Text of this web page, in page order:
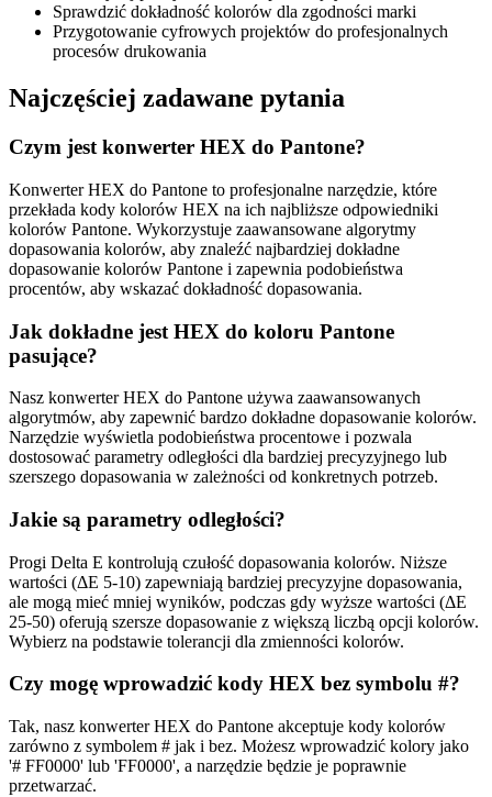
Sprawdzić dokładność kolorów dla zgodności marki
Przygotowanie cyfrowych projektów do profesjonalnych
procesów drukowania
Najczęściej zadawane pytania
Czym jest konwerter HEX do Pantone?
Konwerter HEX do Pantone to profesjonalne narzędzie, które
przekłada kody kolorów HEX na ich najbliższe odpowiedniki
kolorów Pantone. Wykorzystuje zaawansowane algorytmy
dopasowania kolorów, aby znaleźć najbardziej dokładne
dopasowanie kolorów Pantone i zapewnia podobieństwa
procentów, aby wskazać dokładność dopasowania.
Jak dokładne jest HEX do koloru Pantone
pasujące?
Nasz konwerter HEX do Pantone używa zaawansowanych
algorytmów, aby zapewnić bardzo dokładne dopasowanie kolorów.
Narzędzie wyświetla podobieństwa procentowe i pozwala
dostosować parametry odległości dla bardziej precyzyjnego lub
szerszego dopasowania w zależności od konkretnych potrzeb.
Jakie są parametry odległości?
Progi Delta E kontrolują czułość dopasowania kolorów. Niższe
wartości (ΔE 5-10) zapewniają bardziej precyzyjne dopasowania,
ale mogą mieć mniej wyników, podczas gdy wyższe wartości (ΔE
25-50) oferują szersze dopasowanie z większą liczbą opcji kolorów.
Wybierz na podstawie tolerancji dla zmienności kolorów.
Czy mogę wprowadzić kody HEX bez symbolu #?
Tak, nasz konwerter HEX do Pantone akceptuje kody kolorów
zarówno z symbolem # jak i bez. Możesz wprowadzić kolory jako
'# FF0000' lub 'FF0000', a narzędzie będzie je poprawnie
przetwarzać.